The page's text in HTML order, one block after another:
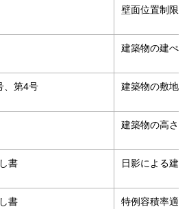
壁面位置制限
建築物の建ぺ
、第4号 建築物の敷地
建築物の高さ
書 日影による建
書 特例容積率適